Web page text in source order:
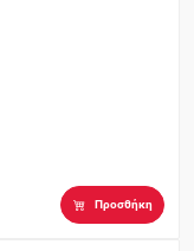
Προσθήκη